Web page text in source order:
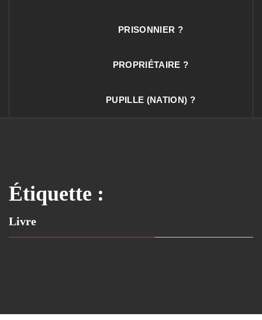
PRISONNIER ?
PROPRIÉTAIRE ?
PUPILLE (NATION) ?
Étiquette :
Livre